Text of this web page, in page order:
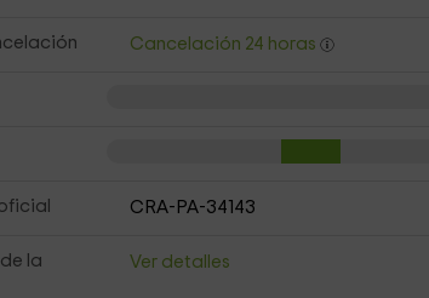
Cancelación 24 horas
CRA-PA-34143
la
Ver detalles